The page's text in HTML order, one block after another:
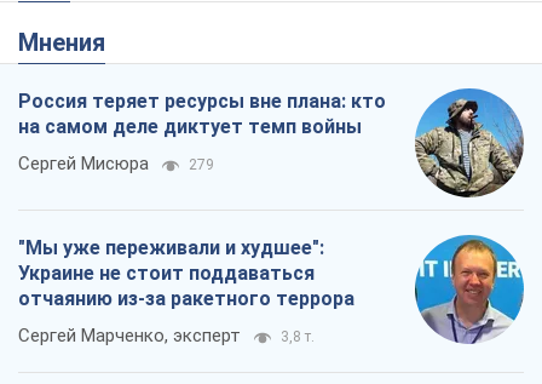
Мнения
Россия теряет ресурсы вне плана: кто
на самом деле диктует темп войны
Сергей Мисюра 279
"Мы уже переживали и худшее":
Украине не стоит поддаваться
отчаянию из-за ракетного террора
Сергей Марченко, эксперт 3,8 т.